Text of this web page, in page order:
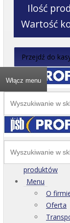
Ilość
Wartość
Przejdź do
Włącz menu
produktów
Menu
O
Oferta